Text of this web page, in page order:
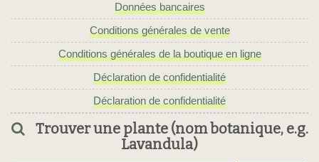
Données bancaires
Conditions générales de vente
Conditions générales de la boutique en ligne
Déclaration de confidentialité
Déclaration de confidentialité
Trouver une plante (nom botanique, e.g.
Lavandula)